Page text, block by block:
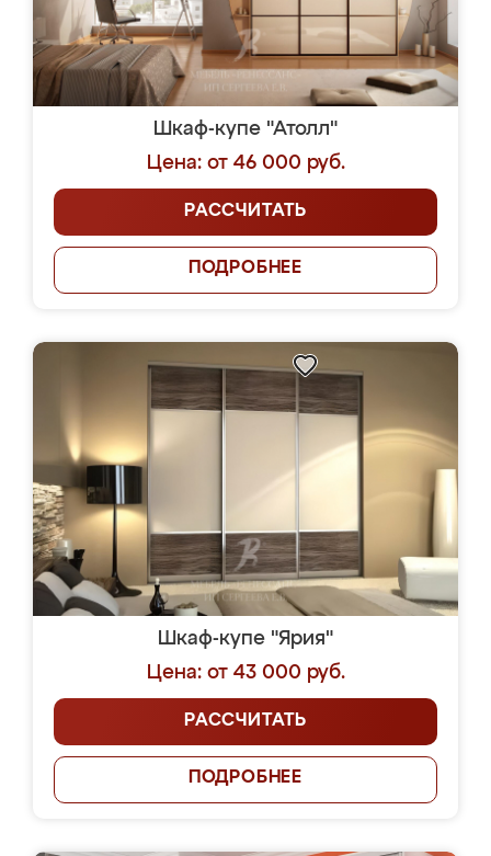
Шкаф-купе "Атолл"
Цена: от 46 000 руб.
РАССЧИТАТЬ
ПОДРОБНЕЕ
Шкаф-купе "Ярия"
Цена: от 43 000 руб.
РАССЧИТАТЬ
ПОДРОБНЕЕ